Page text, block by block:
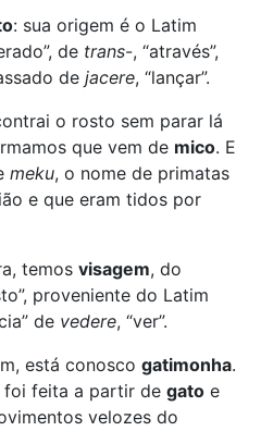
: sua origem é o Latim
de trans-, “através”,
de jacere, “lançar”.
o rosto sem parar lá
que vem de mico. E
meku, o nome de primatas
e que eram tidos por
temos visagem, do
proveniente do Latim
de vedere, “ver”.
está conosco gatimonha.
foi feita a partir de gato e
velozes do